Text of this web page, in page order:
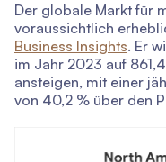
Der globale Markt für
voraussichtlich
Business Insights. Er
im Jahr 2023 auf
ansteigen, mit einer
von 40,2 % über den